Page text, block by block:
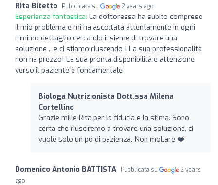
Rita Bitetto Pubblicata su 2 years ago
Esperienza fantastica: La dottoressa ha subito compreso
il mio problema e mi ha ascoltata attentamente in ogni
minimo dettaglio cercando insieme di trovare una
soluzione .. e ci stiamo riuscendo ! La sua professionalità
non ha prezzo! La sua pronta disponibilità e attenzione
verso il paziente è fondamentale
Biologa Nutrizionista Dott.ssa Milena
Cortellino
Grazie mille Rita per la fiducia e la stima. Sono
certa che riusciremo a trovare una soluzione, ci
vuole solo un pó di pazienza. Non mollare ❤️
Domenico Antonio BATTISTA Pubblicata su
2 years
ago